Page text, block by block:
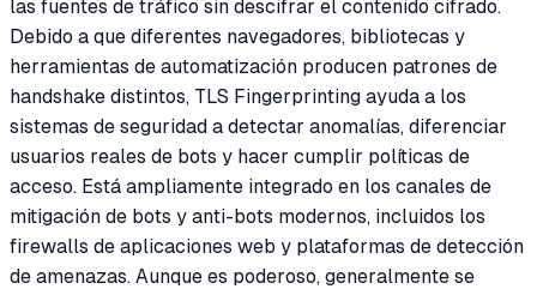
las fuentes de tráfico sin descifrar el contenido cifrado.
Debido a que diferentes navegadores, bibliotecas y
herramientas de automatización producen patrones de
handshake distintos, TLS Fingerprinting ayuda a los
sistemas de seguridad a detectar anomalías, diferenciar
usuarios reales de bots y hacer cumplir políticas de
acceso. Está ampliamente integrado en los canales de
mitigación de bots y anti-bots modernos, incluidos los
firewalls de aplicaciones web y plataformas de detección
de amenazas. Aunque es poderoso, generalmente se